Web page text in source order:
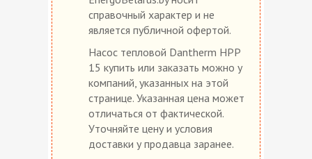
справочный характер и не
является публичной офертой.
Насос тепловой Dantherm HPP
15 купить или заказать можно у
компаний, указанных на этой
странице. Указанная цена может
отличаться от фактической.
Уточняйте цену и условия
доставки у продавца заранее.